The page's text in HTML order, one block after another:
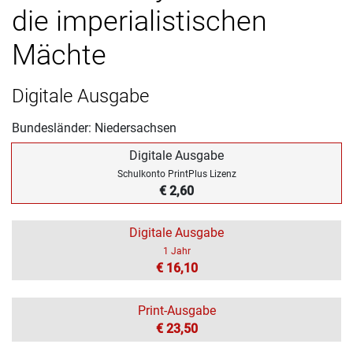
die imperialistischen
Mächte
Digitale Ausgabe
Bundesländer: Niedersachsen
Digitale Ausgabe
Schulkonto PrintPlus Lizenz
€ 2,60
Digitale Ausgabe
1 Jahr
€ 16,10
Print-Ausgabe
€ 23,50